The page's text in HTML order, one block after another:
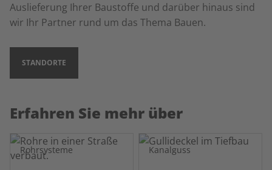
Auslieferung Ihrer Baustoffe und darüber hinaus sind
wir Ihr Partner rund um das Thema Bauen.
STANDORTE
Erfahren Sie mehr über
Rohrsysteme Kanalguss